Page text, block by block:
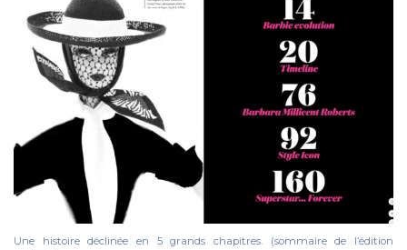
Une histoire déclinée en 5 grands chapitres. (sommaire de l’édition